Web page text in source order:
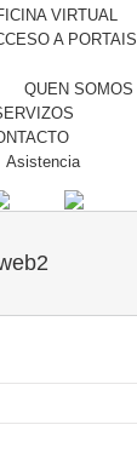
VIRTUAL
A PORTAIS
QUEN SOMOS
Asistencia